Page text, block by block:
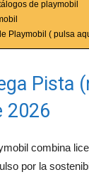
de playmobil
Playmobil ( pulsa
Pista
2026
combina
por la